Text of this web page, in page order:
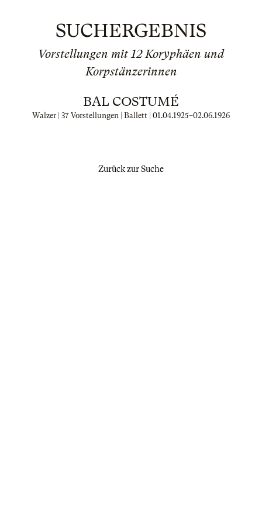
SUCHERGEBNIS
Vorstellungen mit 12 Koryphäen und
Korpstänzerinnen
BAL COSTUMÉ
Walzer | 37 Vorstellungen | Ballett | 01.04.1925–02.06.1926
Zurück zur Suche